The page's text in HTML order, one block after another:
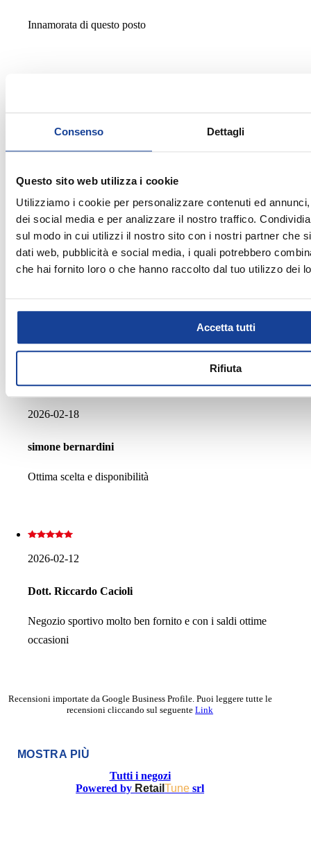
Consenso Dettagli
Questo sito web utilizza i cookie
Utilizziamo i cookie per personalizzare contenuti ed
dei social media e per analizzare il nostro traffico.
sul modo in cui utilizzi il nostro sito con i nostri partner che
dati web, pubblicità e social media, i quali potrebbero
che hai fornito loro o che hanno raccolto dal tuo utilizzo dei
Accetta tutti
Rifiuta
Innamorata di questo posto
Piero Del Bellino
2026-03-18
Ottimo negozio per abbigliamento sportivo e non
2026-02-18
simone bernardini
Ottima scelta e disponibilità
2026-02-12
Dott. Riccardo Cacioli
Negozio sportivo molto ben fornito e con i saldi ottime
occasioni
Recensioni importate da Google Business Profile. Puoi leggere tutte le
recensioni cliccando sul seguenteLink
MOSTRA PIÙ
Tutti i negozi
Powered by RetailTune srl